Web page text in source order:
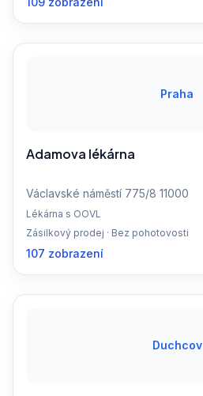
Praha
Adamova lékárna
Václavské náměstí 775/8 11000
Lékárna s OOVL
Zásilkový prodej · Bez pohotovosti
107 zobrazení
Duchcov